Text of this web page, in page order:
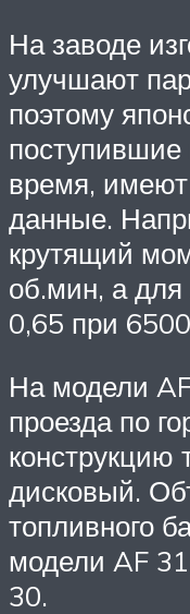
На заводе
улучшают
поэтому
поступившие
время, имеют
данные.
крутящий
об.мин, а для
0,65 при
На модели
проезда по
дисковый.
топливного
модели AF
30.